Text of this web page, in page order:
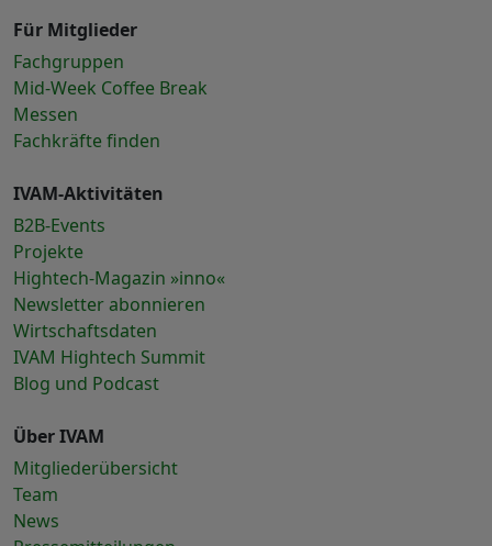
Für Mitglieder
Fachgruppen
Mid-Week Coffee Break
Messen
Fachkräfte finden
IVAM-Aktivitäten
B2B-Events
Projekte
Hightech-Magazin »inno«
Newsletter abonnieren
Wirtschaftsdaten
IVAM Hightech Summit
Blog und Podcast
Über IVAM
Mitgliederübersicht
Team
News